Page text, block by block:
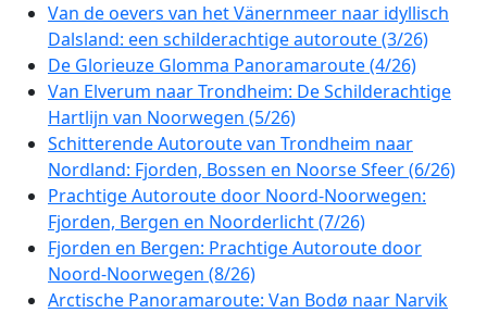
Van de oevers van het Vänernmeer naar idyllisch
Dalsland: een schilderachtige autoroute (3/26)
De Glorieuze Glomma Panoramaroute (4/26)
Van Elverum naar Trondheim: De Schilderachtige
Hartlijn van Noorwegen (5/26)
Schitterende Autoroute van Trondheim naar
Nordland: Fjorden, Bossen en Noorse Sfeer (6/26)
Prachtige Autoroute door Noord-Noorwegen:
Fjorden, Bergen en Noorderlicht (7/26)
Fjorden en Bergen: Prachtige Autoroute door
Noord-Noorwegen (8/26)
Arctische Panoramaroute: Van Bodø naar Narvik